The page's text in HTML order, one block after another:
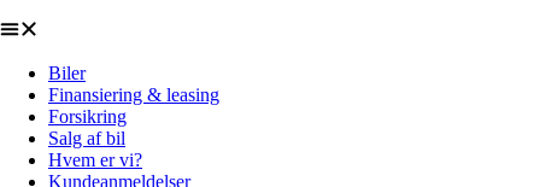
Biler
Finansiering & leasing
Forsikring
Salg af bil
Hvem er vi?
Kundeanmeldelser